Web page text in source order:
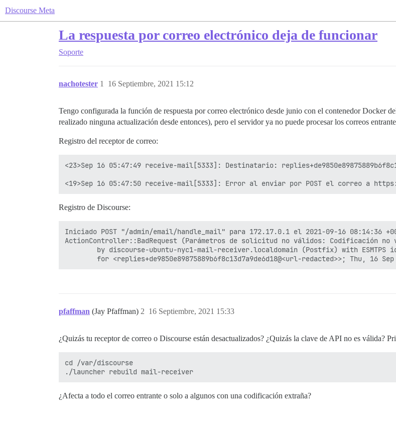
Discourse Meta
La respuesta por correo electrónico deja de funcionar
Soporte
nachotester 16 Septiembre, 2021 15:12
1
Tengo configurada la función de respuesta por correo electrónico desde junio con el contenedor Docker
realizado ninguna actualización desde entonces), pero el servidor ya no puede procesar los correos
Registro del receptor de correo:
<23>Sep 16 05:47:49 receive-mail[5333]: Destinatario:
Registro de Discourse:
Iniciado POST "/admin/email/handle_mail" para 172.17.0.1 el 2021-09-16 08:14:36
ActionController::BadRequest (Parámetros de solicitud no válidos: Codificación
by discourse-ubuntu-nyc1-mail-receiver.localdomain (Postfix) with ESMTPS
pfaffman (Jay Pfaffman) 16 Septiembre, 2021 15:33
2
¿Quizás tu receptor de correo o Discourse están desactualizados? ¿Quizás la clave de API no es válida?
cd /var/discourse
¿Afecta a todo el correo entrante o solo a algunos con una codificación extraña?